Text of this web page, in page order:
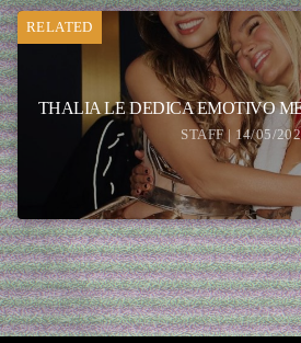
RELATED
THALIA LE DEDICA EMOTIVO
STAFF | 14/05/